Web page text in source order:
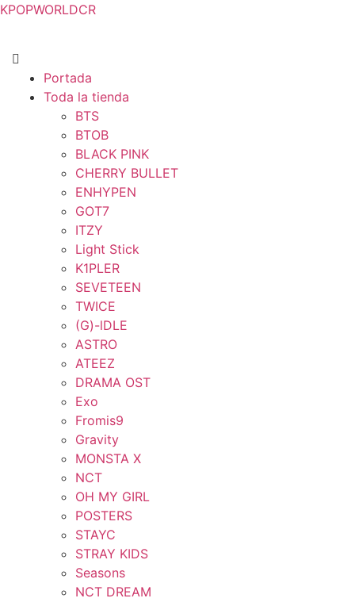
KPOPWORLDCR
Portada
Toda la tienda
BTS
BTOB
BLACK PINK
CHERRY BULLET
ENHYPEN
GOT7
ITZY
Light Stick
K1PLER
SEVETEEN
TWICE
(G)-lDLE
ASTRO
ATEEZ
DRAMA OST
Exo
Fromis9
Gravity
MONSTA X
NCT
OH MY GIRL
POSTERS
STAYC
STRAY KIDS
Seasons
NCT DREAM